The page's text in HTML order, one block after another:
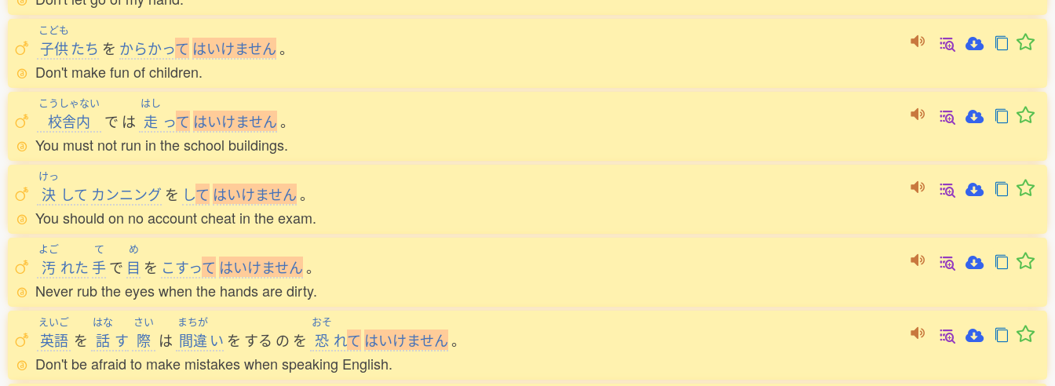
こども
子供たち を からかって はいけません。
Don't make fun of children.
こうしゃない
校舎内 で は
はし
走 って はいけません。
You must not run in the school buildings.
けっ
決 して カンニング を して はいけません。
You should on no account cheat in the exam.
よご
汚 れた
て
手で
め
目 を こすって はいけません。
Never rub the eyes when the hands are dirty.
えいご
英語 を
はな
話 す
さい
際 は
まちが
間違 い を する の を
おそ
恐 れて はいけません。
Don't be afraid to make mistakes when speaking English.